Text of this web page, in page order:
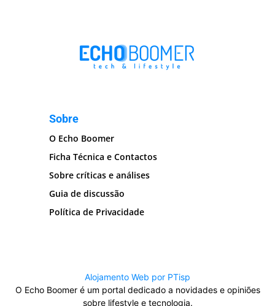
Sobre
O Echo Boomer
Ficha Técnica e Contactos
Sobre críticas e análises
Guia de discussão
Política de Privacidade
Alojamento Web por PTisp
O Echo Boomer é um portal dedicado a novidades e opiniões
sobre lifestyle e tecnologia.